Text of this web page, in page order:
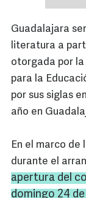
Guadalajara
literatura a
otorgada por
para la
por sus siglas
año en
En el marco de
durante el
apertura del
domingo 24